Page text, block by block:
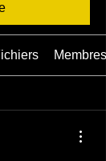
Membres